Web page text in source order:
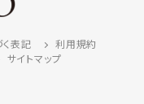
表記
利用規約
サイトマップ